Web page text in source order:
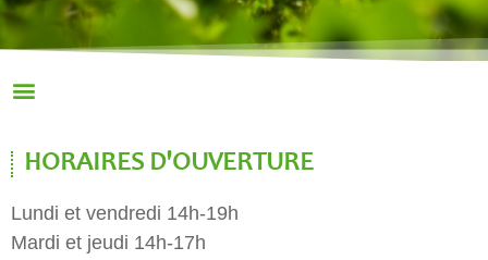
HORAIRES D'OUVERTURE
Lundi et vendredi 14h-19h
Mardi et jeudi 14h-17h